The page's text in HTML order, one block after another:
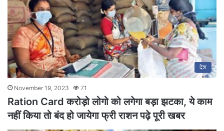
देश
November 19, 2023 71
Ration Card करोड़ो लोगो को लगेगा बड़ा झटका, ये काम
नहीं किया तो बंद हो जायेगा फ्री राशन पढ़े पूरी खबर